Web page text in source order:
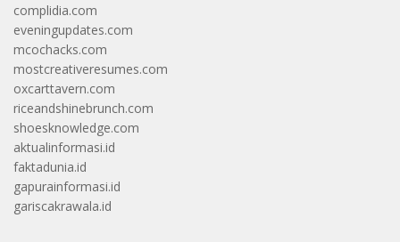
complidia.com
eveningupdates.com
mcochacks.com
mostcreativeresumes.com
oxcarttavern.com
riceandshinebrunch.com
shoesknowledge.com
aktualinformasi.id
faktadunia.id
gapurainformasi.id
gariscakrawala.id